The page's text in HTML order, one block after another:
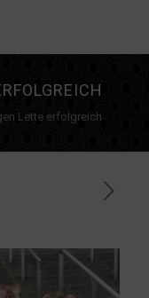
Lette erfolgreich